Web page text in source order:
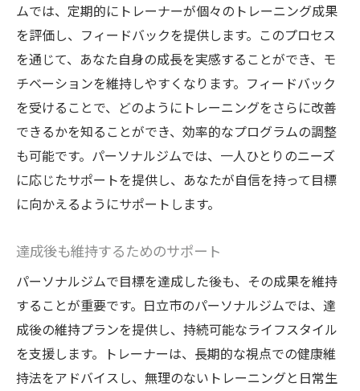
ムでは、定期的にトレーナーが個々のトレーニング成果
を評価し、フィードバックを提供します。このプロセス
を通じて、あなた自身の成長を実感することができ、モ
チベーションを維持しやすくなります。フィードバック
を受けることで、どのようにトレーニングをさらに改善
できるかを知ることができ、効率的なプログラムの調整
も可能です。パーソナルジムでは、一人ひとりのニーズ
に応じたサポートを提供し、あなたが自信を持って目標
に向かえるようにサポートします。
達成後も維持するためのサポート
パーソナルジムで目標を達成した後も、その成果を維持
することが重要です。日立市のパーソナルジムでは、達
成後の維持プランを提供し、持続可能なライフスタイル
を支援します。トレーナーは、長期的な視点での健康維
持法をアドバイスし、無理のないトレーニングと日常生